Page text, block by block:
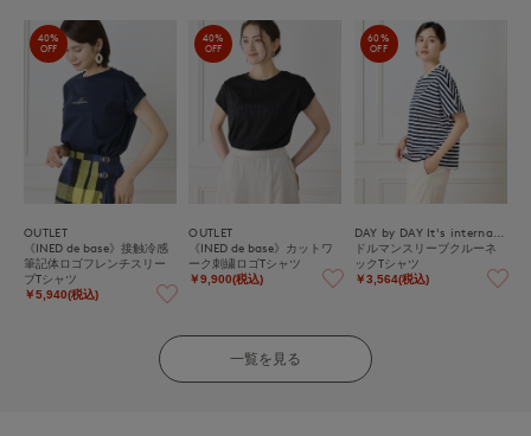
40%
OFF
OUTLET
《INED de base》接触冷感
筆記体ロゴフレンチスリー
ブTシャツ
￥5,940(税込)
40%
OFF
OUTLET
《INED de base》カットワ
ーク刺繍ロゴTシャツ
￥9,900(税込)
60%
OFF
ドルマンスリーブクルーネ
ックTシャツ
￥3,564(税込)
一覧を見る